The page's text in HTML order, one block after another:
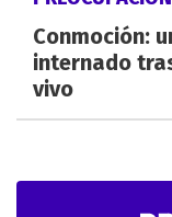
Conmoción:
internado
vivo